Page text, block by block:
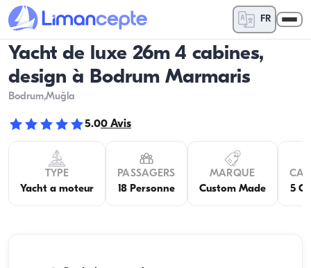
FR
Yacht de luxe 26m 4 cabines,
design à Bodrum Marmaris
Bodrum,Muğla
5.00 Avis
TYPE
Yacht a moteur
PASSAGERS
18 Personne
MARQUE
Custom Made
5